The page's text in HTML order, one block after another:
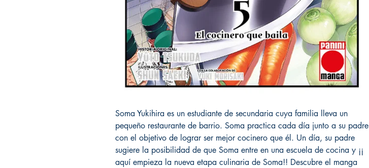
Soma Yukihira es un estudiante de secundaria cuya familia lleva un
pequeño restaurante de barrio. Soma practica cada día junto a su padre
con el objetivo de lograr ser mejor cocinero que él. Un día, su padre
sugiere la posibilidad de que Soma entre en una escuela de cocina y ¡¡
aquí empieza la nueva etapa culinaria de Soma!! Descubre el manga